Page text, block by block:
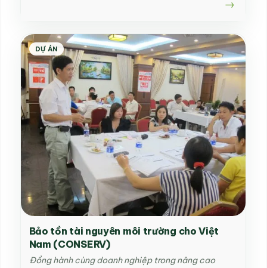
DỰ ÁN
Bảo tồn tài nguyên môi trường cho Việt
Nam (CONSERV)
Đồng hành cùng doanh nghiệp trong nâng cao